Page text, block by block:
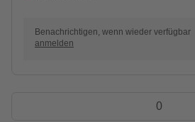
Benachrichtigen, wenn wieder verfügbar
anmelden